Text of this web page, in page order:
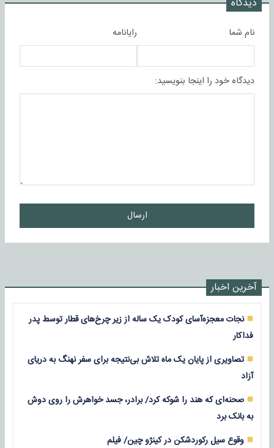
نام شما رایانامه
دیدگاه خود را اینجا بنویسید:
ارسال
آخرین اخبار
نجات معجزه‌آسای کودک یک ساله از زیر چرخ‌های قطار توسط پدر
فداکار
تصاویری از پایان یک ماه تلاش بی‌نتیجه برای سفر نهنگ به دریای
آزاد
صحنه‌ای که هند را شوکه کرد/ برادر، جسد خواهرش را روی دوش
به بانک برد
وقوع سیل رکوردشکن در کینژو چین/ فیلم